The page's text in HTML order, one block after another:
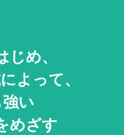
じめ、
よって、
い
めざす